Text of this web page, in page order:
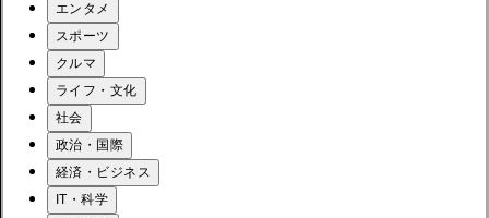
エンタメ
スポーツ
クルマ
ライフ・文化
社会
政治・国際
経済・ビジネス
IT・科学